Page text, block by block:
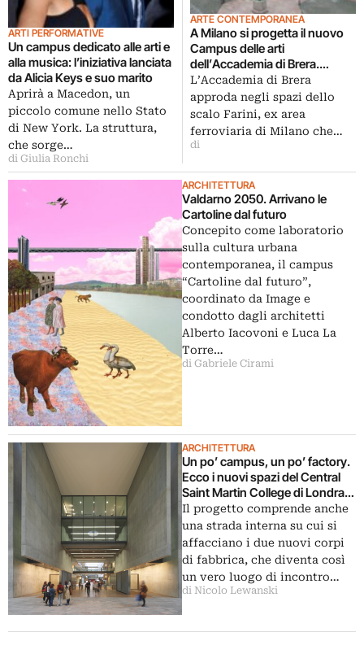
ARTI PERFORMATIVE
Un campus dedicato alle arti e
alla musica: l’iniziativa lanciata
da Alicia Keys e suo marito
Aprirà a Macedon, un
piccolo comune nello Stato
di New York. La struttura,
che sorge…
di Giulia Ronchi
ARTE CONTEMPORANEA
A Milano si progetta il nuovo
Campus delle arti
dell’Accademia di Brera.
Nell’ex scalo Farini
L’Accademia di Brera
approda negli spazi dello
scalo Farini, ex area
ferroviaria di Milano che…
di
ARCHITETTURA
Valdarno 2050. Arrivano le
Cartoline dal futuro
Concepito come laboratorio
sulla cultura urbana
contemporanea, il campus
“Cartoline dal futuro”,
coordinato da Image e
condotto dagli architetti
Alberto Iacovoni e Luca La
Torre…
di Gabriele Cirami
ARCHITETTURA
Un po’ campus, un po’ factory.
Ecco i nuovi spazi del Central
Saint Martin College di Londra,
sinonimo di creatività in salsa
british
Il progetto comprende anche
una strada interna su cui si
affacciano i due nuovi corpi
di fabbrica, che diventa così
un vero luogo di incontro…
di Nicolo Lewanski